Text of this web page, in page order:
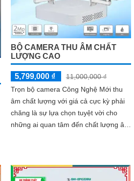
BỘ CAMERA THU ÂM CHẤT
LƯỢNG CAO
5,799,000 ₫
11,000,000 ₫
Trọn bộ camera Công Nghệ Mới thu
âm chất lượng với giá cả cực kỳ phải
chăng là sự lựa chọn tuyệt vời cho
những ai quan tâm đến chất lượng âm